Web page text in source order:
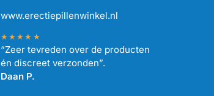
www.erectiepillenwinkel.nl
★★★★★
“Zeer tevreden over de producten
én discreet verzonden”.
Daan P.